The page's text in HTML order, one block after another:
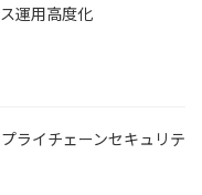
運用高度化
ライチェーンセキュリテ